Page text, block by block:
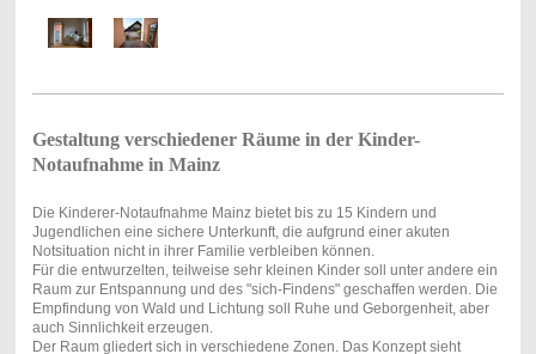
Gestaltung verschiedener Räume in der Kinder-
Notaufnahme in Mainz
Die Kinderer-Notaufnahme Mainz bietet bis zu 15 Kindern und
Jugendlichen eine sichere Unterkunft, die aufgrund einer akuten
Notsituation nicht in ihrer Familie verbleiben können.
Für die entwurzelten, teilweise sehr kleinen Kinder soll unter andere ein
Raum zur Entspannung und des "sich-Findens" geschaffen werden. Die
Empfindung von Wald und Lichtung soll Ruhe und Geborgenheit, aber
auch Sinnlichkeit erzeugen.
Der Raum gliedert sich in verschiedene Zonen. Das Konzept sieht